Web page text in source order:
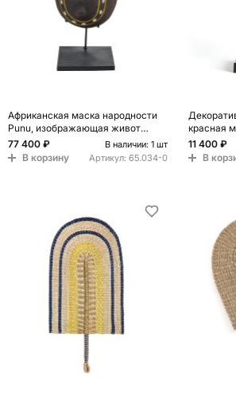
Африканская маска народности
Punu, изображающая живот
беременной
77 400 ₽ В наличии: 1 шт
В корзину Артикул: 65.034-0
красная
11 400 ₽
В